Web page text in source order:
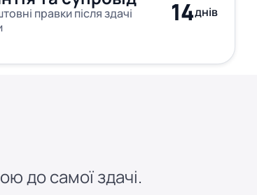
правки після здачі
14днів
до самої здачі.